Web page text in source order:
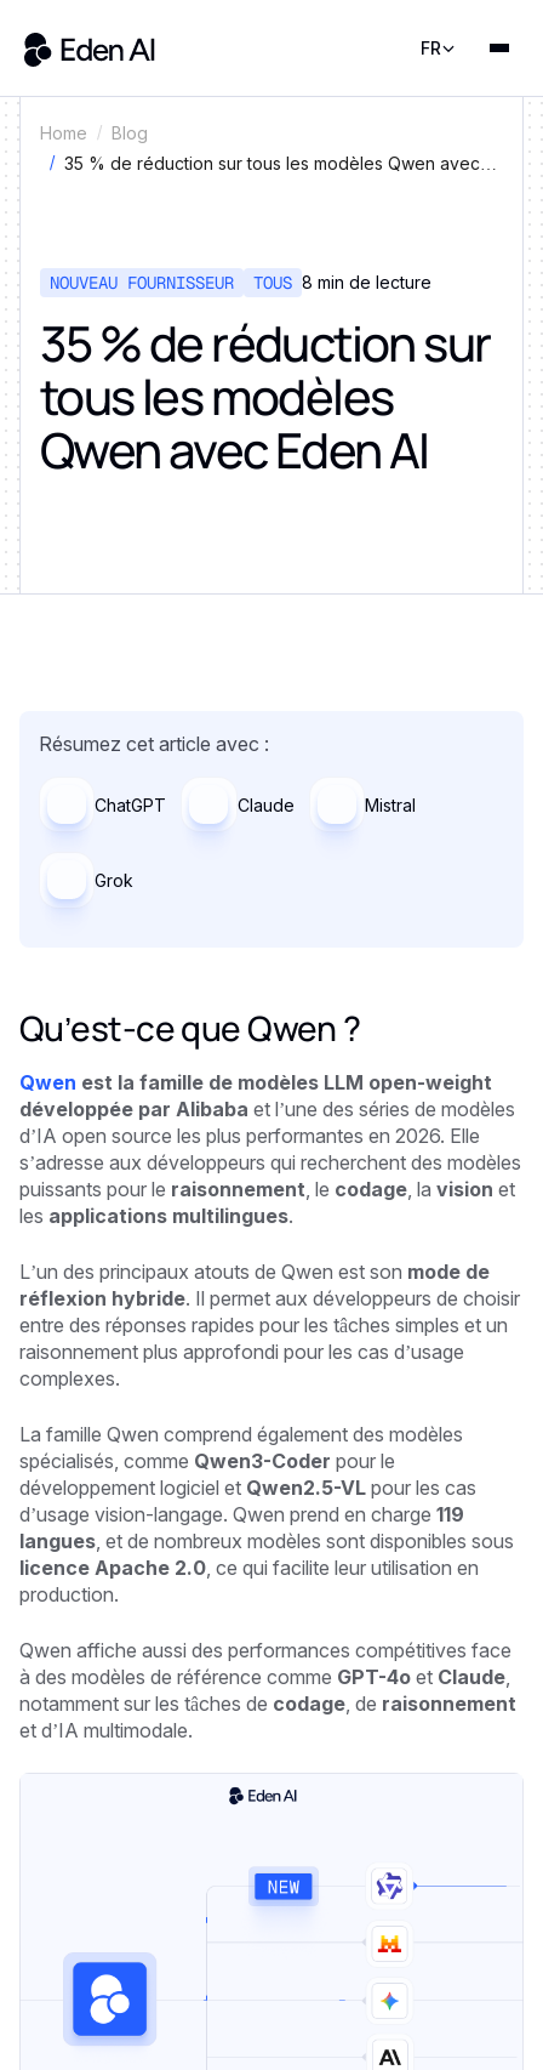
FR
Home
Blog
35 % de réduction sur tous les modèles Qwen avec
NOUVEAU FOURNISSEUR TOUS 8 min de lecture
35 % de réduction sur
tous les modèles
Qwen avec Eden AI
Résumez cet article avec :
ChatGPT Claude Mistral
Grok
Qu’est-ce que Qwen ?
Qwen est la famille de modèles LLM open-weight
développée par Alibaba et l’une des séries de modèles
d’IA open source les plus performantes en 2026. Elle
s’adresse aux développeurs qui recherchent des modèles
puissants pour le raisonnement , le codage , la vision et
les applications multilingues.
L’un des principaux atouts de Qwen est son mode de
réflexion hybride. Il permet aux développeurs de choisir
entre des réponses rapides pour les tâches simples et un
raisonnement plus approfondi pour les cas d’usage
complexes.
La famille Qwen comprend également des modèles
spécialisés, comme Qwen3-Coder pour le
développement logiciel et Qwen2.5-VL pour les cas
d’usage vision-langage. Qwen prend en charge 119
langues , et de nombreux modèles sont disponibles sous
licence Apache 2.0 , ce qui facilite leur utilisation en
production.
Qwen affiche aussi des performances compétitives face
à des modèles de référence comme GPT-4o et Claude
notamment sur les tâches de codage , de raisonnement
et d’IA multimodale.